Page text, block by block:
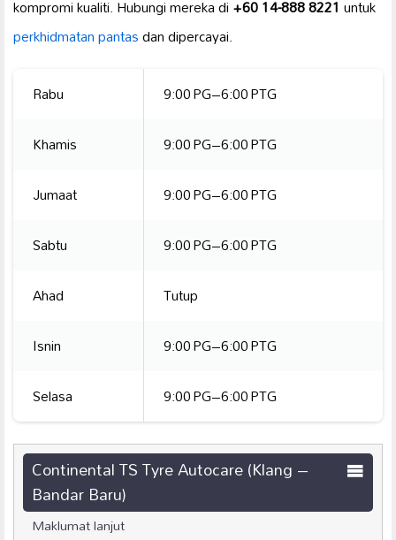
kompromi kualiti. Hubungi mereka di+60 14-888 8221 untuk
perkhidmatan pantasdan dipercayai.
Rabu
9:00 PG–6:00 PTG
Khamis
9:00 PG–6:00 PTG
Jumaat
9:00 PG–6:00 PTG
Sabtu
9:00 PG–6:00 PTG
Ahad
Tutup
Isnin
9:00 PG–6:00 PTG
Selasa
9:00 PG–6:00 PTG
Continental TS Tyre Autocare (Klang –
Bandar Baru)
Maklumat lanjut